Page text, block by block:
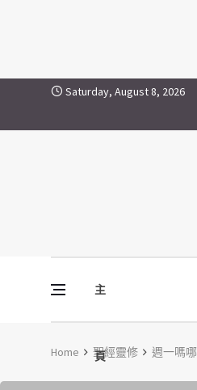
Skip to contentSaturday, August 8, 2026
主
頁
Vine Media
葡萄樹傳媒
Home 聖經靈修 週一嗎哪